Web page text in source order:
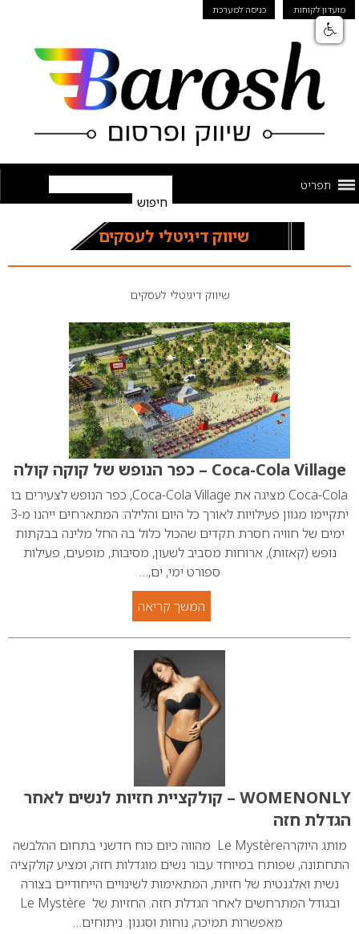
מועדון לקוחות כניסה למערכת
תפריט
שיווק דיגיטלי לעסקים
שיווק דיגיטלי לעסקים
Coca-Cola Village – כפר הנופש של קוקה קולה
Coca-Cola מציגה את Coca-Cola Village, כפר הנופש לצעירים בו
יתקיימו מגוון פעילויות לאורך כל היום והלילה: המתארחים ייהנו מ-3
ימים של חוויה חסרת תקדים שהכול כלול בה החל מלינה בבקתות
נופש (קאזות), ארוחות מסביב לשעון, מסיבות, מופעים, פעילות
ספורט ימי, ים,…
המשך קריאה
WOMENONLY – קולקציית חזיות לנשים לאחר
הגדלת חזה
מותג היוקרהLe Mystère מהווה כיום כוח חדשני בתחום ההלבשה
התחתונה, שפותח במיוחד עבור נשים מוגדלות חזה, ומציע קולקציה
נשית ואלגנטית של חזיות, המתאימות לשינויים הייחודיים בצורה
ובגודל המתרחשים לאחר הגדלת חזה. החזיות של Le Mystère
מאפשרות תמיכה, נוחות וסגנון. ניתוחים…